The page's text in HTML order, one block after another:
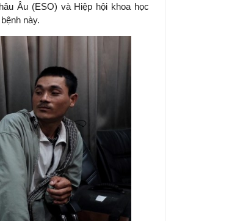
Âu (ESO) và Hiệp hội khoa học
này.